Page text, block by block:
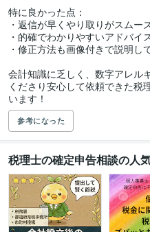
特に良かった点：
・返信が早くやり取りがスムー
・的確でわかりやすいアドバイ
・修正方法も画像付きで説明し
会計知識に乏しく、数字アレル
くださり安心して依頼できた税
います！
参考になった
税理士の確定申告相談の人